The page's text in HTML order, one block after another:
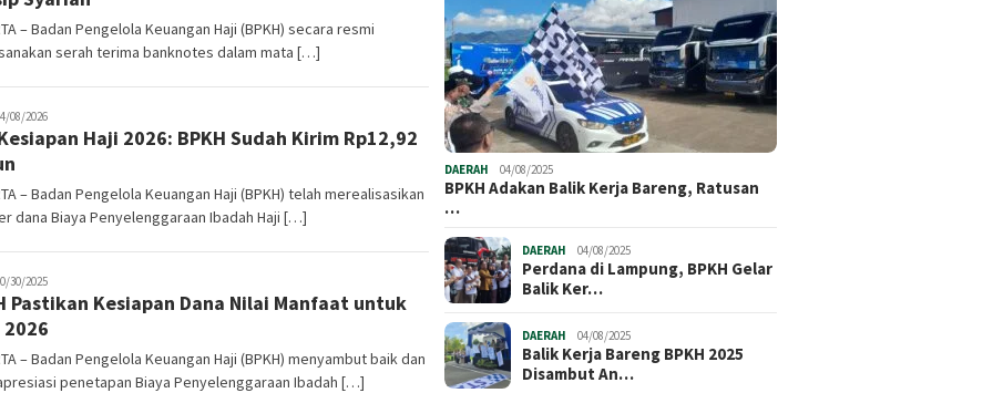
– Badan Pengelola Keuangan Haji (BPKH) secara resmi
serah terima banknotes dalam mata […]
08/2026
Haji 2026: BPKH Sudah Kirim Rp12,92
– Badan Pengelola Keuangan Haji (BPKH) telah merealisasikan
dana Biaya Penyelenggaraan Ibadah Haji […]
30/2025
Pastikan Kesiapan Dana Nilai Manfaat untuk
2026
– Badan Pengelola Keuangan Haji (BPKH) menyambut baik dan
penetapan Biaya Penyelenggaraan Ibadah […]
DAERAH 04/08/2025
BPKH Adakan Balik Kerja Bareng, Ratusan
…
DAERAH 04/08/2025
Perdana di Lampung, BPKH Gelar
Balik Ker…
DAERAH 04/08/2025
Balik Kerja Bareng BPKH 2025
Disambut An…